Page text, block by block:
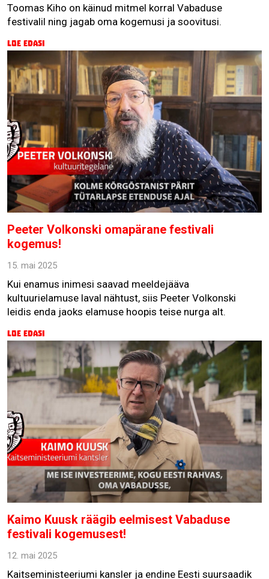
Toomas Kiho on käinud mitmel korral Vabaduse
festivalil ning jagab oma kogemusi ja soovitusi.
Loe edasi
Peeter Volkonski omapärane festivali
kogemus!
15. mai 2025
Kui enamus inimesi saavad meeldejääva
kultuurielamuse laval nähtust, siis Peeter Volkonski
leidis enda jaoks elamuse hoopis teise nurga alt.
Loe edasi
Kaimo Kuusk räägib eelmisest Vabaduse
festivali kogemusest!
12. mai 2025
Kaitseministeeriumi kansler ja endine Eesti suursaadik